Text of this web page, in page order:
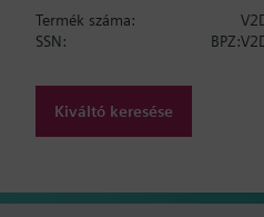
Termék száma:
SSN:
Kiváltó keresése